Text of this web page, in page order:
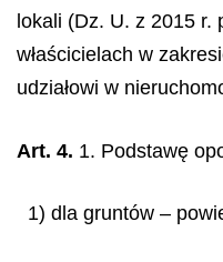
lokali (Dz. U. z 2015 r.
właścicielach w
udziałowi w
Art. 4. 1. Podstawę
1) dla gruntów –